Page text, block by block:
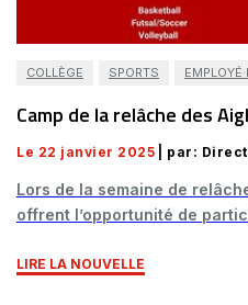
COLLÈGE SPORTS
Camp de la relâche des
Le 22 janvier 2025 | par:
Lors de la semaine de
offrent l’opportunité de
LIRE LA NOUVELLE